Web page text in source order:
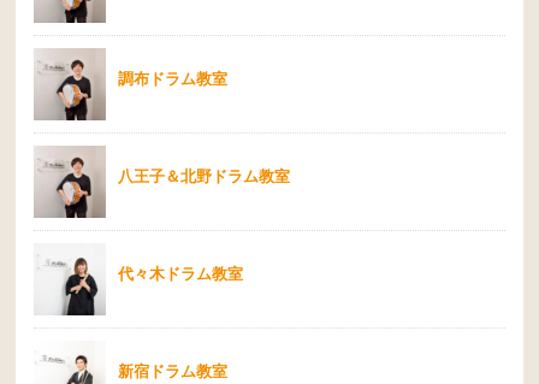
調布ドラム教室
八王子＆北野ドラム教室
代々木ドラム教室
新宿ドラム教室